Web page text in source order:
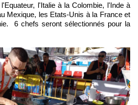
l'Italie à la Colombie, l'Inde à
Mexique, les Etats-Unis à la France et
6 chefs seront sélectionnés pour la